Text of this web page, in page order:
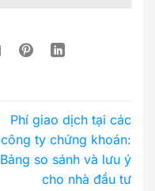
Phí giao dịch tại các
công ty chứng khoán:
Bảng so sánh và lưu ý
cho nhà đầu tư